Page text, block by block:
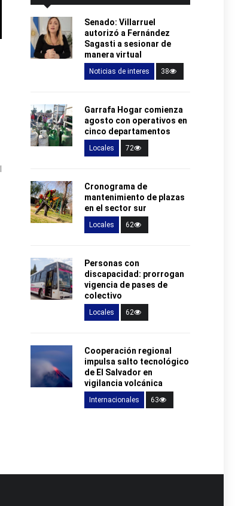
Senado: Villarruel
autorizó a Fernández
Sagasti a sesionar de
manera virtual
Noticias de interes 38
Garrafa Hogar comienza
agosto con operativos en
cinco departamentos
Locales 72
Cronograma de
mantenimiento de plazas
en el sector sur
Locales 62
Personas con
discapacidad: prorrogan
vigencia de pases de
colectivo
Locales 62
Cooperación regional
impulsa salto tecnológico
de El Salvador en
vigilancia volcánica
Internacionales 63